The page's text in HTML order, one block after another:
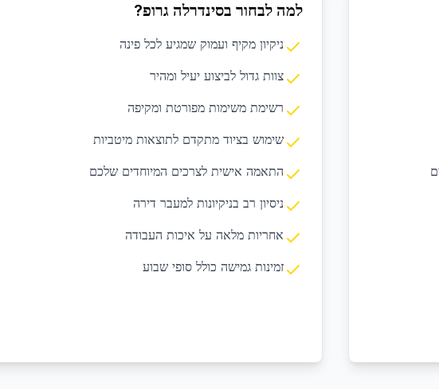
למה לבחור בסינדרלה גרופ?
ניקיון מקיף ועמוק שמגיע לכל פינה
צוות גדול לביצוע יעיל ומהיר
רשימת משימות מפורטת ומקיפה
שימוש בציוד מתקדם לתוצאות מיטביות
התאמה אישית לצרכים המיוחדים שלכם
ניסיון רב בניקיונות למעבר דירה
אחריות מלאה על איכות העבודה
זמינות גמישה כולל סופי שבוע